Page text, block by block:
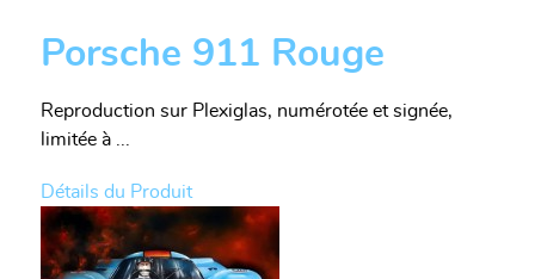
Porsche 911 Rouge
Reproduction sur Plexiglas, numérotée et signée,
limitée à ...
Détails du Produit